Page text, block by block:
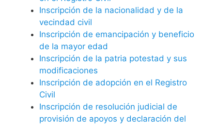
Inscripción de la nacionalidad y de la
vecindad civil
Inscripción de emancipación y beneficio
de la mayor edad
Inscripción de la patria potestad y sus
modificaciones
Inscripción de adopción en el Registro
Civil
Inscripción de resolución judicial de
provisión de apoyos y declaración del